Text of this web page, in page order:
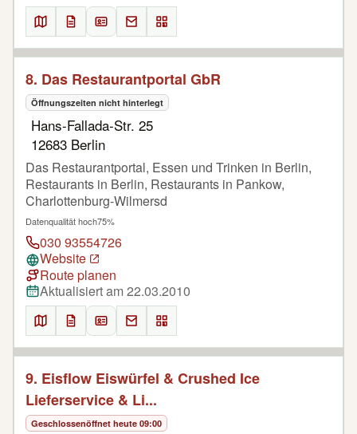
8. Das Restaurantportal GbR
Öffnungszeiten nicht hinterlegt
Hans-Fallada-Str. 25
12683 Berlin
Das Restaurantportal, Essen und Trinken in Berlin,
Restaurants in Berlin, Restaurants in Pankow,
Charlottenburg-Wilmersd
Datenqualität hoch75%
030 93554726
Website
Route planen
Aktualisiert am 22.03.2010
9. Eisflow Eiswürfel & Crushed Ice
Lieferservice & Li...
Geschlossenöffnet heute 09:00